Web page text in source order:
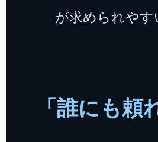
が求められやす
「誰にも頼